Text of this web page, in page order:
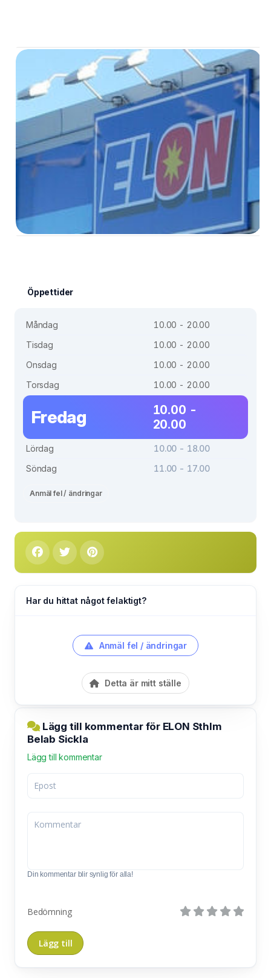
Öppettider
Måndag
10.00 - 20.00
Tisdag
10.00 - 20.00
Onsdag
10.00 - 20.00
Torsdag
10.00 - 20.00
Fredag
10.00 -
20.00
Lördag
10.00 - 18.00
Söndag
11.00 - 17.00
Anmäl fel / ändringar
Har du hittat något felaktigt?
Anmäl fel / ändringar
Detta är mitt ställe
Lägg till kommentar för ELON Sthlm
Belab Sickla
Lägg till kommentar
Din kommentar blir synlig för alla!
Bedömning